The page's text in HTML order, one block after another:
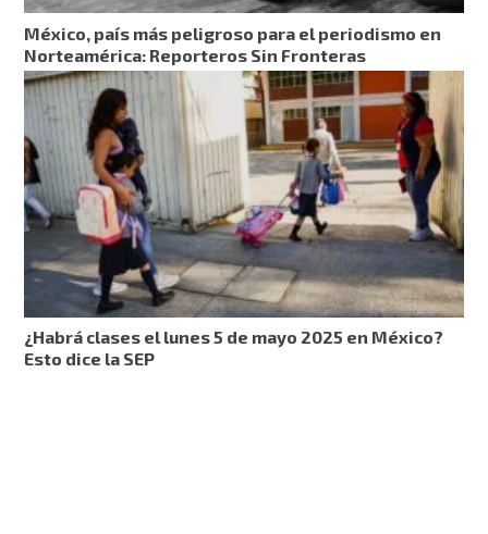
México, país más peligroso para el periodismo en
Norteamérica: Reporteros Sin Fronteras
¿Habrá clases el lunes 5 de mayo 2025 en México?
Esto dice la SEP